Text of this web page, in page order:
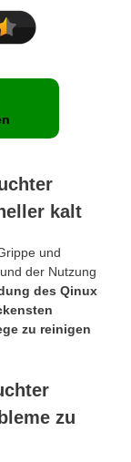
kalt
und
der Nutzung
des Qinux
zu reinigen
zu